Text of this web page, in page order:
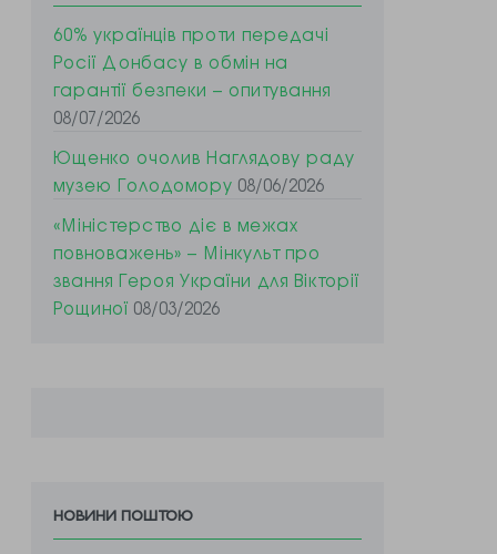
60% українців проти передачі
Росії Донбасу в обмін на
гарантії безпеки – опитування
08/07/2026
Ющенко очолив Наглядову раду
музею Голодомору 08/06/2026
«Міністерство діє в межах
повноважень» – Мінкульт про
звання Героя України для Вікторії
Рощиної 08/03/2026
новини поштою